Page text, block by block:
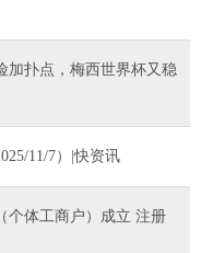
加扑点，梅西世界杯又稳
11/7）|快资讯
个体工商户）成立 注册